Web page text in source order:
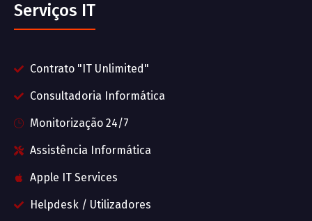
Serviços IT
Contrato "IT Unlimited"
Consultadoria Informática
Monitorização 24/7
Assistência Informática
Apple IT Services
Helpdesk / Utilizadores